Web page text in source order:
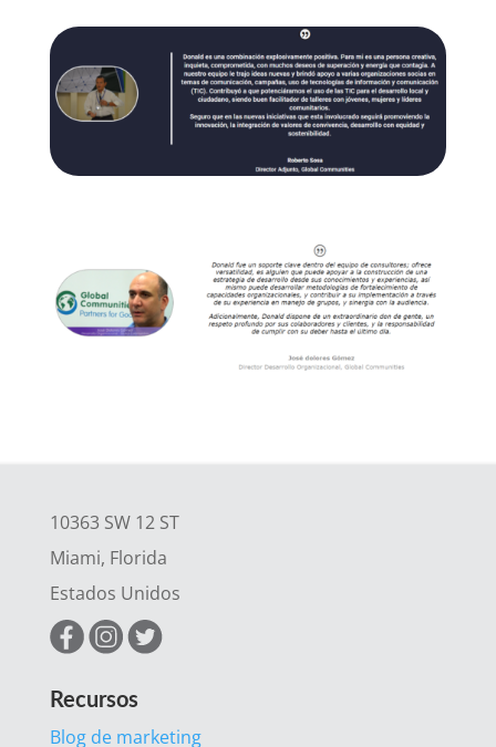
10363 SW 12 ST
Miami, Florida
Estados Unidos
Recursos
Blog de marketing